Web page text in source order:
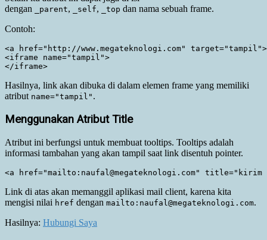
dengan
_parent, _self, _top dan nama sebuah frame.
Contoh:
<a href="http://www.megateknologi.com"
<iframe name="tampil">
Hasilnya, link akan dibuka di dalam elemen frame yang memiliki
atribut name="tampil" .
Menggunakan Atribut Title
Atribut ini berfungsi untuk membuat tooltips. Tooltips adalah
informasi tambahan yang akan tampil saat link disentuh pointer.
Link di atas akan memanggil aplikasi mail client, karena kita
mengisi nilai href dengan mailto:naufal@megateknologi.com.
Hasilnya: Hubungi Saya